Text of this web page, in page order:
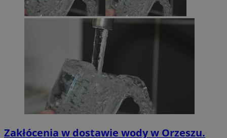
Zakłócenia w dostawie wody w Orzeszu.